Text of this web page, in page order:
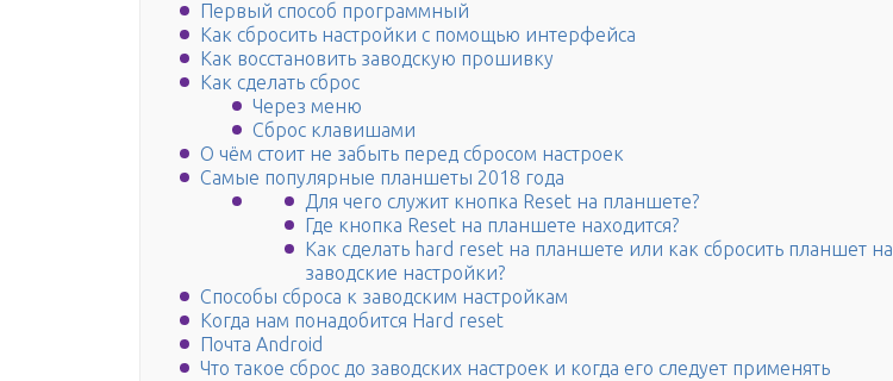
Первый способ программный
Как сбросить настройки с помощью интерфейса
Как восстановить заводскую прошивку
Как сделать сброс
Через меню
Сброс клавишами
О чём стоит не забыть перед сбросом настроек
Самые популярные планшеты 2018 года
Для чего служит кнопка Reset на планшете?
Где кнопка Reset на планшете находится?
Как сделать hard reset на планшете или как сбросить планшет на
заводские настройки?
Способы сброса к заводским настройкам
Когда нам понадобится Hard reset
Почта Android
Что такое сброс до заводских настроек и когда его следует применять